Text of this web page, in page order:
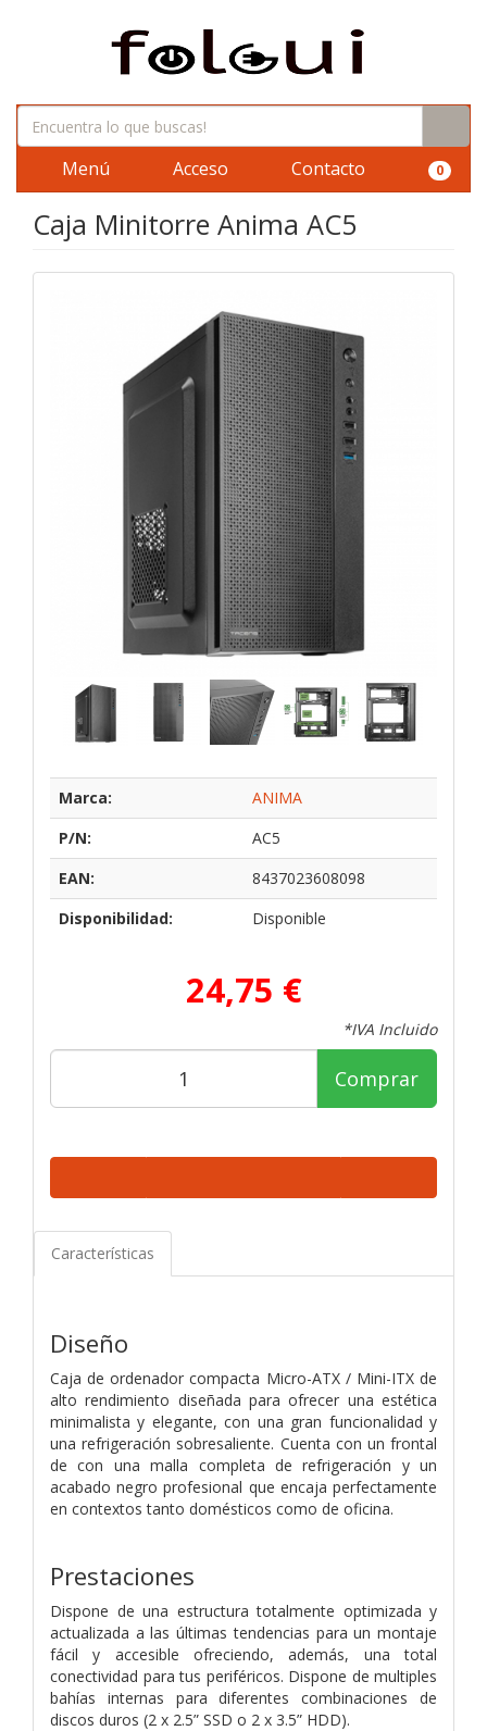
Menú Acceso Contacto 0
Caja Minitorre Anima AC5
Marca:
ANIMA
P/N:
AC5
EAN:
8437023608098
Disponibilidad:
Disponible
24,75 €
*IVA Incluido
Comprar
Características
Diseño
Caja de ordenador compacta Micro-ATX / Mini-ITX de
alto rendimiento diseñada para ofrecer una estética
minimalista y elegante, con una gran funcionalidad y
una refrigeración sobresaliente. Cuenta con un frontal
de con una malla completa de refrigeración y un
acabado negro profesional que encaja perfectamente
en contextos tanto domésticos como de oficina.
Prestaciones
Dispone de una estructura totalmente optimizada y
actualizada a las últimas tendencias para un montaje
fácil y accesible ofreciendo, además, una total
conectividad para tus periféricos. Dispone de multiples
bahías internas para diferentes combinaciones de
discos duros (2 x 2.5” SSD o 2 x 3.5” HDD).